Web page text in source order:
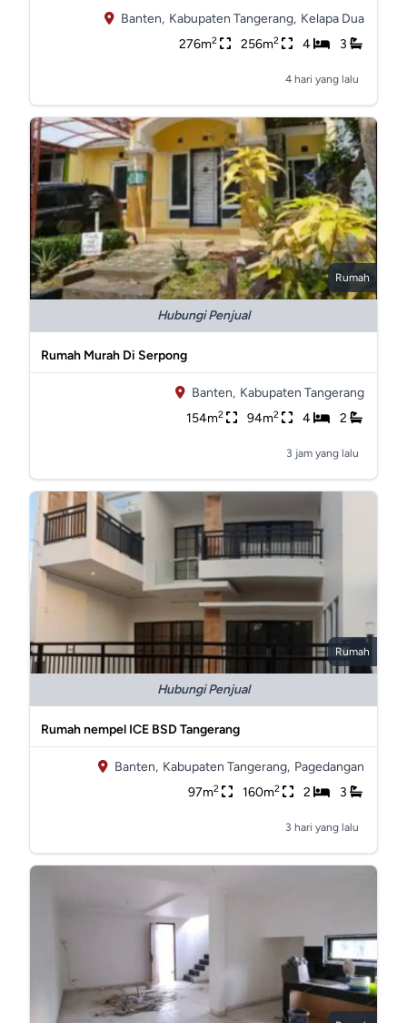
Banten, Kabupaten Tangerang, Kelapa Dua
276m2 256m2 4 3
4 hari yang lalu
Rumah
Hubungi Penjual
Rumah Murah Di Serpong
Banten, Kabupaten Tangerang
154m2 94m2 4 2
3 jam yang lalu
Rumah
Hubungi Penjual
Rumah nempel ICE BSD Tangerang
Banten, Kabupaten Tangerang, Pagedangan
97m2 160m2 2 3
3 hari yang lalu